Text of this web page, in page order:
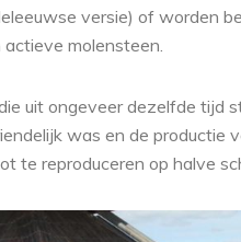
versie) of worden
molensteen.
uit ongeveer dezelfde tijd
was en de productie
te reproduceren op halve